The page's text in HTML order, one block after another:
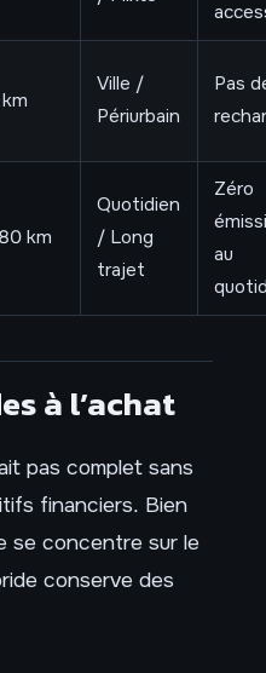
Ville /
Périurbain
Pas
km
Quotidien
/ Long
trajet
Zéro
au
à l’achat
pas complet sans
financiers. Bien
se concentre sur le
conserve des